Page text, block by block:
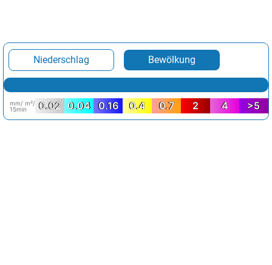
Niederschlag Bewölkung
mm/ m²/
15min
0.02 0.04 0.16 0.4 0.7 2 4 >5